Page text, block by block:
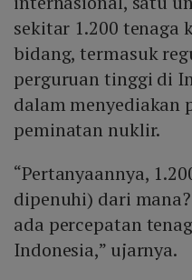
sekitar 1.200 tenaga
bidang, termasuk
perguruan tinggi di
dalam menyediakan
peminatan nuklir.
“Pertanyaannya,
dipenuhi) dari
ada percepatan
Indonesia,” ujarnya.